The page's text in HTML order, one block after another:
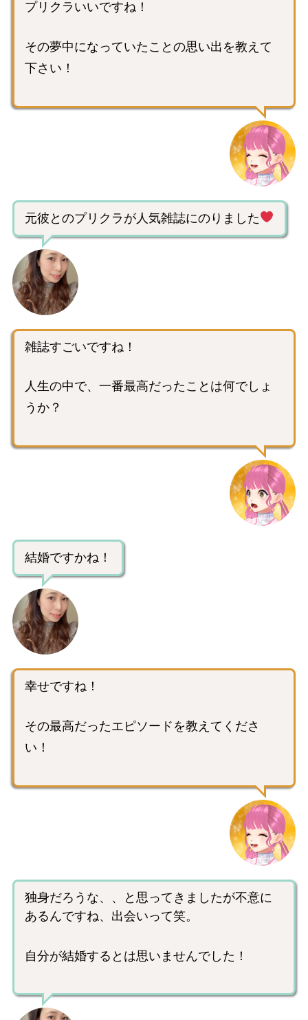
プリクラいいですね！
その夢中になっていたことの思い出を教えて
下さい！
元彼とのプリクラが人気雑誌にのりました
雑誌すごいですね！
人生の中で、一番最高だったことは何でしょ
うか？
結婚ですかね！
幸せですね！
その最高だったエピソードを教えてくださ
い！
独身だろうな、、と思ってきましたが不意に
あるんですね、出会いって笑。
自分が結婚するとは思いませんでした！